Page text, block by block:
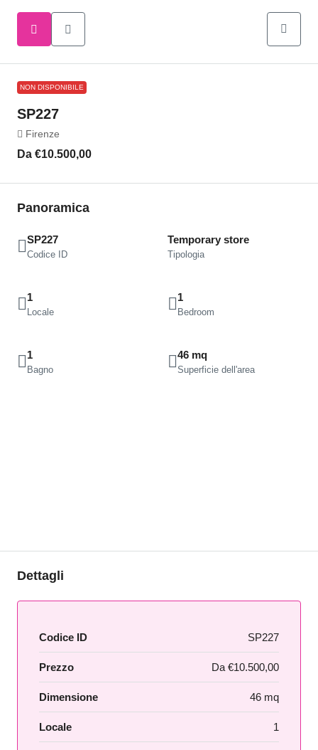
NON DISPONIBILE
SP227
Firenze
Da €10.500,00
Panoramica
SP227
Codice ID
Temporary store
Tipologia
1
Locale
1
Bedroom
1
Bagno
46 mq
Superficie dell'area
Dettagli
Codice ID SP227
Prezzo Da €10.500,00
Dimensione 46 mq
Locale 1